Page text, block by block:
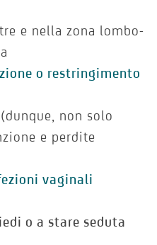
e nella zona lombo-
o restringimento
(dunque, non solo
e perdite
vaginali
o a stare seduta